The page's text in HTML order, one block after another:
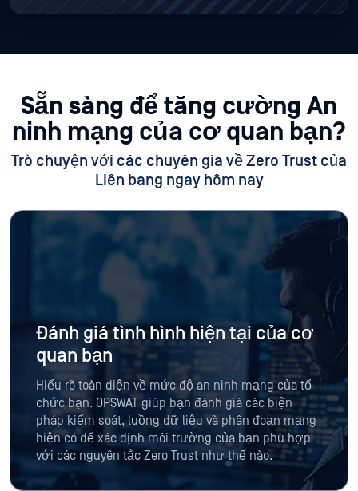
Sẵn sàng để tăng cường An
ninh mạng của cơ quan bạn?
Trò chuyện với các chuyên gia về Zero Trust của
Liên bang ngay hôm nay
Đánh giá tình hình hiện tại của cơ
quan bạn
Hiểu rõ toàn diện về mức độ an ninh mạng của tổ
chức bạn. OPSWAT giúp bạn đánh giá các biện
pháp kiểm soát, luồng dữ liệu và phân đoạn mạng
hiện có để xác định môi trường của bạn phù hợp
với các nguyên tắc Zero Trust như thế nào.